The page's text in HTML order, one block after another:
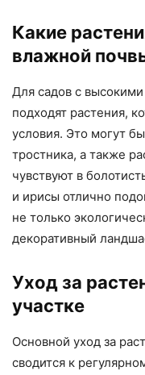
Какие
влажной
Для садов с
подходят растения,
условия. Это могут
тростника, а также
чувствуют в
и ирисы отлично
не только
декоративный
Уход за
участке
Основной уход за
сводится к